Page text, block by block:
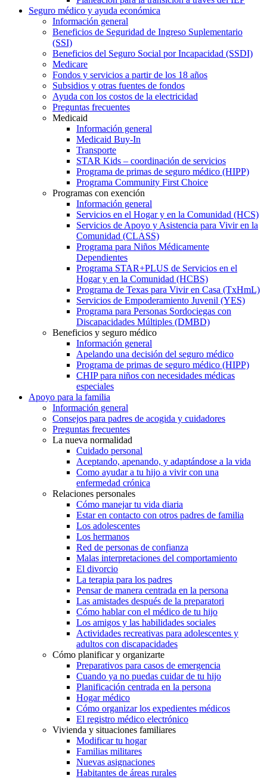
Seguro médico y ayuda económica
Información general
Beneficios de Seguridad de Ingreso Suplementario
(SSI)
Beneficios del Seguro Social por Incapacidad (SSDI)
Medicare
Fondos y servicios a partir de los 18 años
Subsidios y otras fuentes de fondos
Ayuda con los costos de la electricidad
Preguntas frecuentes
Medicaid
Información general
Medicaid Buy-In
Transporte
STAR Kids – coordinación de servicios
Programa de primas de seguro médico (HIPP)
Programa Community First Choice
Programas con exención
Información general
Servicios en el Hogar y en la Comunidad (HCS)
Servicios de Apoyo y Asistencia para Vivir en la
Comunidad (CLASS)
Programa para Niños Médicamente
Dependientes
Programa STAR+PLUS de Servicios en el
Hogar y en la Comunidad (HCBS)
Programa de Texas para Vivir en Casa (TxHmL)
Servicios de Empoderamiento Juvenil (YES)
Programa para Personas Sordociegas con
Discapacidades Múltiples (DMBD)
Beneficios y seguro médico
Información general
Apelando una decisión del seguro médico
Programa de primas de seguro médico (HIPP)
CHIP para niños con necesidades médicas
especiales
Apoyo para la familia
Información general
Consejos para padres de acogida y cuidadores
Preguntas frecuentes
La nueva normalidad
Cuidado personal
Aceptando, apenando, y adaptándose a la vida
Como ayudar a tu hijo a vivir con una
enfermedad crónica
Relaciones personales
Cómo manejar tu vida diaria
Estar en contacto con otros padres de familia
Los adolescentes
Los hermanos
Red de personas de confianza
Malas interpretaciones del comportamiento
El divorcio
La terapia para los padres
Pensar de manera centrada en la persona
Las amistades después de la preparatori
Cómo hablar con el médico de tu hijo
Los amigos y las habilidades sociales
Actividades recreativas para adolescentes y
adultos con discapacidades
Cómo planificar y organizarte
Preparativos para casos de emergencia
Cuando ya no puedas cuidar de tu hijo
Planificación centrada en la persona
Hogar médico
Cómo organizar los expedientes médicos
El registro médico electrónico
Vivienda y situaciones familiares
Modificar tu hogar
Familias militares
Nuevas asignaciones
Habitantes de áreas rurales